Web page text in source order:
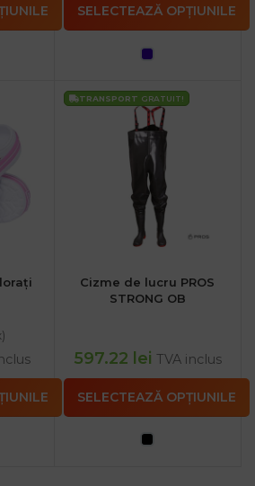
SELECTEAZĂ OPȚIUNILE
TRANSPORT GRATUIT!
Cizme de lucru PROS
STRONG OB
597.22 lei TVA inclus
SELECTEAZĂ OPȚIUNILE